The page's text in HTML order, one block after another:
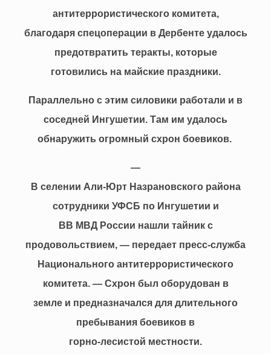
антитеррористического комитета,
благодаря спецоперации в Дербенте удалось
предотвратить теракты, которые
готовились на майские праздники.
Параллельно с этим силовики работали и в
соседней Ингушетии. Там им удалось
обнаружить огромный схрон боевиков.
—
В селении Али-Юрт Назрановского района
сотрудники УФСБ по Ингушетии и
ВВ МВД России нашли тайник с
продовольствием, — передает пресс-служба
Национального антитеррористического
комитета. — Схрон был оборудован в
земле и предназначался для длительного
пребывания боевиков в
горно-лесистой местности.